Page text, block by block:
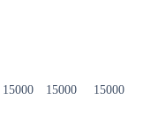
15000 15000 15000